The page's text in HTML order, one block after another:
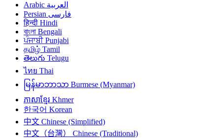
العربية Arabic
فارسی Persian
हिन्दी Hindi
বাংলা Bengali
ਪੰਜਾਬੀ Punjabi
தமிழ் Tamil
తెలుగు Telugu
ไทย Thai
မြန်မာဘာသာ Burmese (Myanmar)
ភាសាខ្មែរ Khmer
한국어 Korean
中文 Chinese (Simplified)
中文（台灣）
Chinese (Traditional)